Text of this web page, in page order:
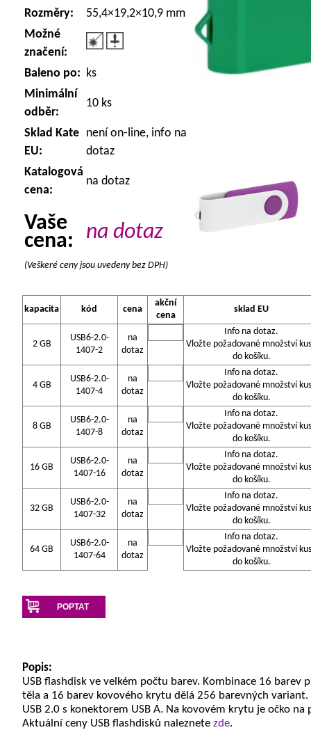
Rozměry:
55,4×19,2×10,9 mm
Možné
značení:
Baleno po: ks
Minimální
odběr:
10 ks
Sklad Kate
EU:
není on-line, info na
dotaz
Katalogová
cena:
na dotaz
Vaše
cena:
na dotaz
(Veškeré ceny jsou uvedeny bez DPH)
kapacita kód cena
akční
cena
sklad EU
2 GB
USB6-2.0-
1407-2
na
dotaz
Info na dotaz.
Vložte požadované množství
do košíku.
4 GB
USB6-2.0-
1407-4
na
dotaz
Info na dotaz.
Vložte požadované množství
do košíku.
8 GB
USB6-2.0-
1407-8
na
dotaz
Info na dotaz.
Vložte požadované množství
do košíku.
16 GB
USB6-2.0-
1407-16
na
dotaz
Info na dotaz.
Vložte požadované množství
do košíku.
32 GB
USB6-2.0-
1407-32
na
dotaz
Info na dotaz.
Vložte požadované množství
do košíku.
64 GB
USB6-2.0-
1407-64
na
dotaz
Info na dotaz.
Vložte požadované množství
do košíku.
POPTAT
Popis:
USB flashdisk ve velkém počtu barev. Kombinace 16 barev
těla a 16 barev kovového krytu dělá 256 barevných variant.
USB 2.0 s konektorem USB A. Na kovovém krytu je očko na
Aktuální ceny USB flashdisků naleznete zde.